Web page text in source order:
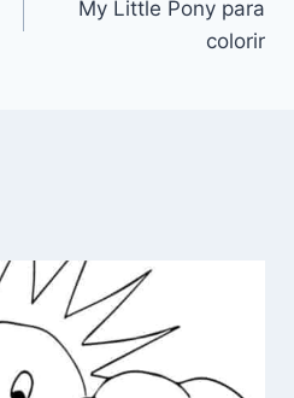
My Little Pony para
colorir